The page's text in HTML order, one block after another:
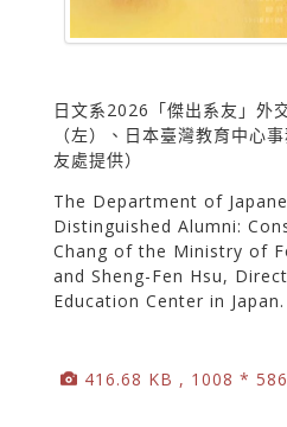
日文系2026「傑出系友」外
（左）、日本臺灣教育中心
友處提供）
The Department of
Distinguished Alumni:
Chang of the Ministry of
and Sheng-Fen Hsu,
Education Center in Japan.
416.68 KB , 1008 *